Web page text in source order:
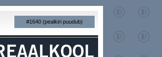
#1640 (pealkiri puudub)